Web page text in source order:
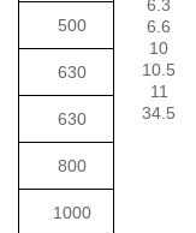
6.3
6.6
10
10.5
11
34.5
500
630
630
800
1000